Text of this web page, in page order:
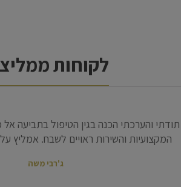
לקוחות
המס אשר החלו להתל בי בהאשמות
להוציאני ממצבי הנפשי והמשפטי
ונלחמה עד אשר הגענו למחוזי שם